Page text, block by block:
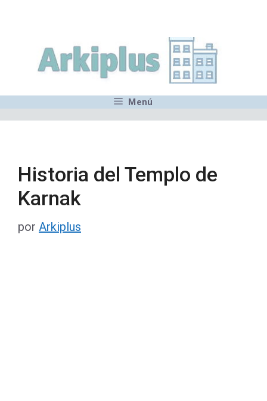
contenido
Menú
Historia del Templo de
Karnak
por Arkiplus